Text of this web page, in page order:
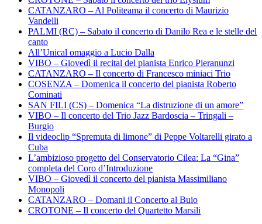
CATANZARO – Al Politeama il concerto di Maurizio
Vandelli
PALMI (RC) – Sabato il concerto di Danilo Rea e le stelle del
canto
All’Unical omaggio a Lucio Dalla
VIBO – Giovedì il recital del pianista Enrico Pieranunzi
CATANZARO – Il concerto di Francesco miniaci Trio
COSENZA – Domenica il concerto del pianista Roberto
Cominati
SAN FILI (CS) – Domenica “La distruzione di un amore”
VIBO – Il concerto del Trio Jazz Bardoscia – Tringali –
Burgio
Il videoclip “Spremuta di limone” di Peppe Voltarelli girato a
Cuba
L’ambizioso progetto del Conservatorio Cilea: La “Gina”
completa del Coro d’Introduzione
VIBO – Giovedì il concerto del pianista Massimiliano
Monopoli
CATANZARO – Domani il Concerto al Buio
CROTONE – Il concerto del Quartetto Marsili